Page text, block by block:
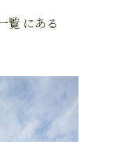
覧 にある